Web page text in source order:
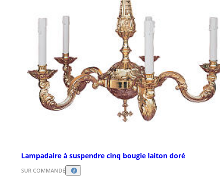
Lampadaire à suspendre cinq bougie laiton doré
SUR COMMANDE